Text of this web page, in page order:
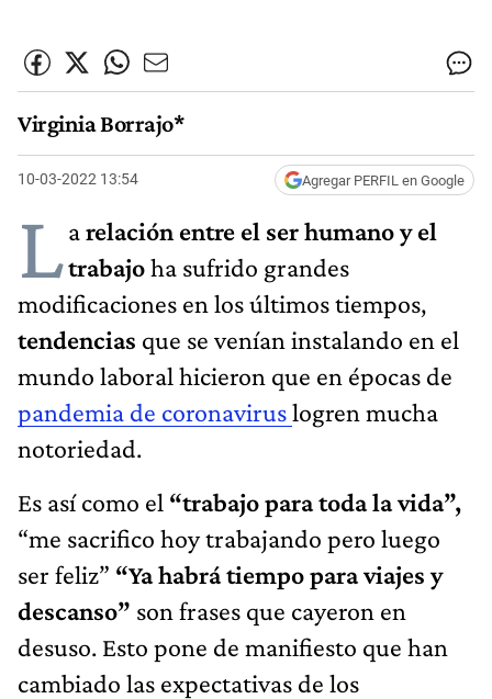
Virginia Borrajo*
10-03-2022 13:54 Agregar PERFIL en Google
Larelación entre el ser humano y el
trabajoha sufrido grandes
modificaciones en los últimos tiempos,
tendencias que se venían instalando en el
mundo laboral hicieron que en épocas de
pandemia de coronaviruslogren mucha
notoriedad.
Es así como el “trabajo para toda la vida”,
“me sacrifico hoy trabajando pero luego
ser feliz” “Ya habrá tiempo para viajes y
descanso” son frases que cayeron en
desuso. Esto pone de manifiesto que han
cambiado las expectativas de los